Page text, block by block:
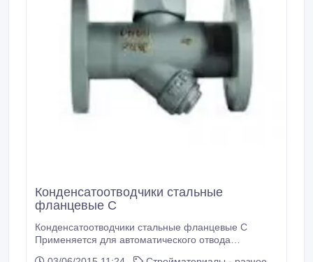
Конденсатоотводчики стальные
фланцевые C
Конденсатоотводчики стальные фланцевые C
Применяется для автоматического отвода